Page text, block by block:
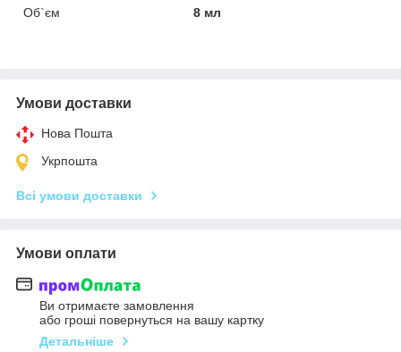
Об`єм
8 мл
Умови доставки
Нова Пошта
Укрпошта
Всі умови доставки
Умови оплати
Ви отримаєте замовлення
або гроші повернуться на вашу картку
Детальніше